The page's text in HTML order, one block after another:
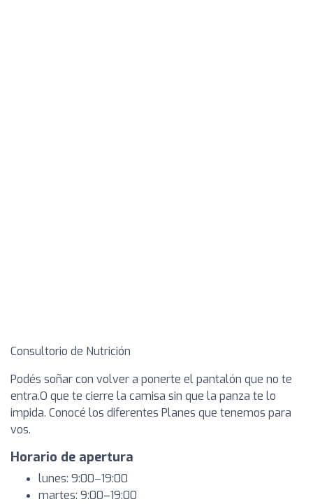
Consultorio de Nutrición
Podés soñar con volver a ponerte el pantalón que no te
entra.O que te cierre la camisa sin que la panza te lo
impida. Conocé los diferentes Planes que tenemos para
vos.
Horario de apertura
lunes: 9:00–19:00
martes: 9:00–19:00